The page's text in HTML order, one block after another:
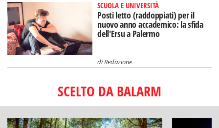
SCUOLA E UNIVERSITÀ
Posti letto (raddoppiati) per il
nuovo anno accademico: la sfida
dell'Ersu a Palermo
diRedazione
SCELTO DA BALARM